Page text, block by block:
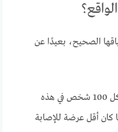
الصحيح، بعيدًا عن
انخفاض 1.06% يعني أن من بين كل 100 شخص في هذه
أقل عرضة للإصابة